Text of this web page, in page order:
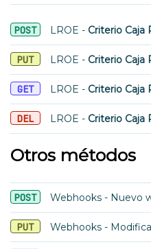
POST LROE - Criterio Caja
PUT LROE - Criterio Caja
GET LROE - Criterio Caja
DEL LROE - Criterio Caja
Otros métodos
POST Webhooks - Nuevo
PUT Webhooks -